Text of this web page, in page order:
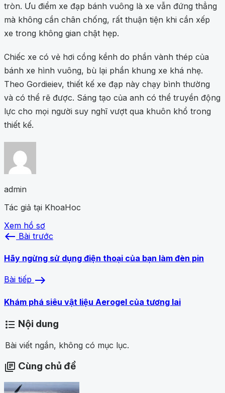
tròn. Ưu điểm xe đạp bánh vuông là xe vẫn đứng thẳng
mà không cần chân chống, rất thuận tiện khi cần xếp
xe trong không gian chật hẹp.
Chiếc xe có vẻ hơi cồng kềnh do phần vành thép của
bánh xe hình vuông, bù lại phần khung xe khá nhẹ.
Theo Gordieiev, thiết kế xe đạp này chạy bình thường
và có thể rẽ được. Sáng tạo của anh có thể truyền động
lực cho mọi người suy nghĩ vượt qua khuôn khổ trong
thiết kế.
admin
Tác giả tại KhoaHoc
Xem hồ sơ
west Bài trước
Hãy ngừng sử dụng điện thoại của bạn làm đèn pin
Bài tiếp east
Khám phá siêu vật liệu Aerogel của tương lai
format_list_bulleted Nội dung
Bài viết ngắn, không có mục lục.
library_books Cùng chủ đề